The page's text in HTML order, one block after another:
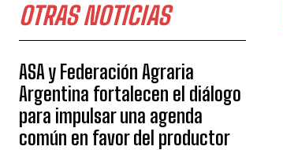
OTRAS NOTICIAS
ASA y Federación Agraria
Argentina fortalecen el diálogo
para impulsar una agenda
común en favor del productor